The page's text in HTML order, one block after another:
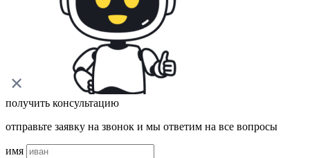
получить консультацию
отправьте заявку на звонок и мы ответим на все вопросы
имя